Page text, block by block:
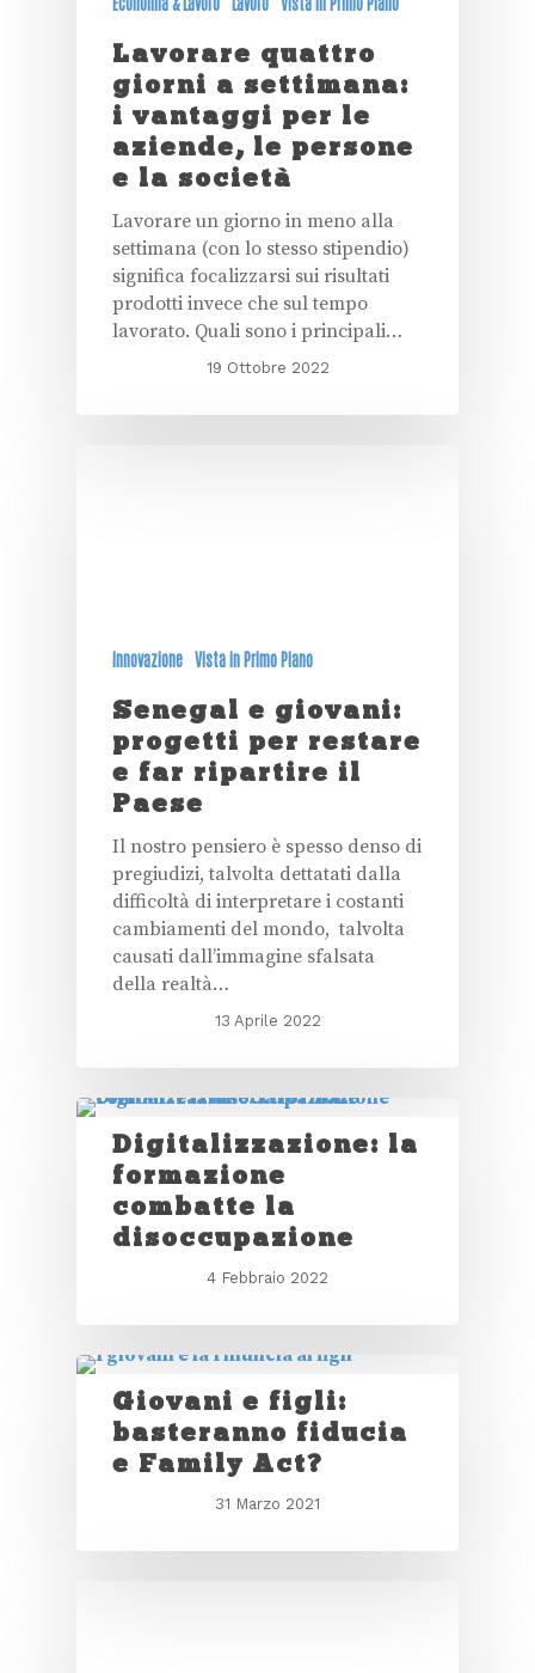
Lavorare quattro
giorni a settimana:
i vantaggi per le
aziende, le persone
e la società
Lavorare un giorno in meno alla
settimana (con lo stesso stipendio)
significa focalizzarsi sui risultati
prodotti invece che sul tempo
lavorato. Quali sono i principali…
19 Ottobre 2022
Innovazione Vista in Primo Piano
Senegal e giovani:
progetti per restare
e far ripartire il
Paese
Il nostro pensiero è spesso denso di
pregiudizi, talvolta dettatati dalla
difficoltà di interpretare i costanti
cambiamenti del mondo, talvolta
causati dall’immagine sfalsata
della realtà…
13 Aprile 2022
Digitalizzazione: la
formazione
combatte la
disoccupazione
4 Febbraio 2022
Giovani e figli:
basteranno fiducia
e Family Act?
31 Marzo 2021